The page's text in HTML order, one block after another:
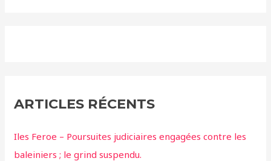
ARTICLES RÉCENTS
Iles Feroe – Poursuites judiciaires engagées contre les
baleiniers ; le grind suspendu.